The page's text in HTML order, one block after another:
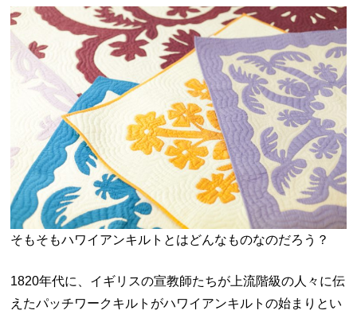
そもそもハワイアンキルトとはどんなものなのだろう？
1820年代に、イギリスの宣教師たちが上流階級の人々に伝
えたパッチワークキルトがハワイアンキルトの始まりとい